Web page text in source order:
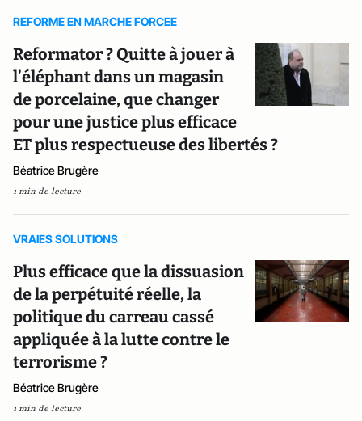
REFORME EN MARCHE FORCEE
Reformator ? Quitte à jouer à
l’éléphant dans un magasin
de porcelaine, que changer
pour une justice plus efficace
ET plus respectueuse des libertés ?
Béatrice Brugère
1 min de lecture
VRAIES SOLUTIONS
Plus efficace que la dissuasion
de la perpétuité réelle, la
politique du carreau cassé
appliquée à la lutte contre le
terrorisme ?
Béatrice Brugère
1 min de lecture